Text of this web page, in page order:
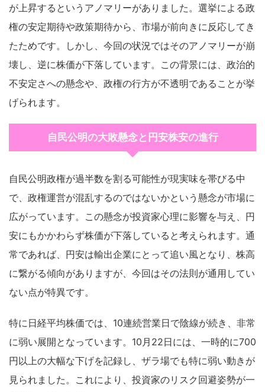
が上昇するというアノマリーがありました。選挙による政
権の安定期待や政策期待から、市場が前向きに反応してき
たためです。しかし、今回の状況ではそのアノマリーが崩
壊し、逆に株価が下落しています。この背景には、政治的
不安定さへの懸念や、政権の行方が不透明であることが挙
げられます。
自民公明の大敗懸念と円安株安の進行
自民公明政権が過半数を割る可能性が現実味を帯びる中
で、政権運営が混乱するのではないかという懸念が市場に
広がっています。この懸念が投資家心理に影響を与え、円
安にもかかわらず株価が下落していると考えられます。通
常であれば、円安は輸出企業にとって追い風となり、株高
に繋がる傾向がありますが、今回はその法則が通用してい
ない点が特異です。
特に日経平均株価では、10連続営業日で陰線が続き、非常
に弱い展開となっています。10月22日には、一時的に700
円以上の大幅な下げを記録し、ザラ場でも特に弱い動きが
見られました。これにより、投資家のリスク回避姿勢が一